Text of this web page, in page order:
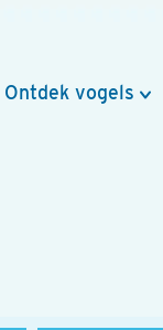
Ontdek vogels